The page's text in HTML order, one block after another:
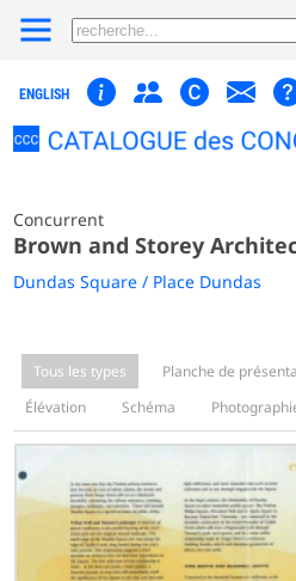
ENGLISH
Concurrent
Brown and Storey
Dundas Square / Place Dundas
Tous les types Planche de
Élévation
Schéma